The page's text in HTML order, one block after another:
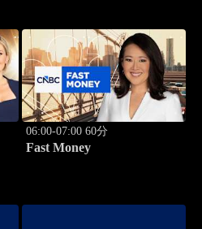
06:00-07:00 60分
Fast Money